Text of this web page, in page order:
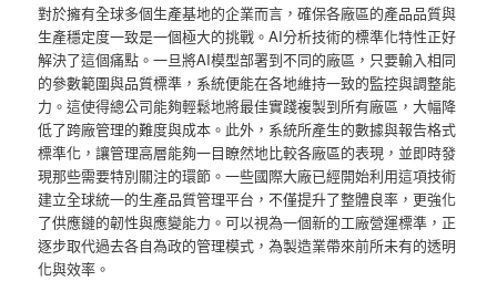
對於擁有全球多個生產基地的企業而言，確保各廠區的產品品質與
生產穩定度一致是一個極大的挑戰。AI分析技術的標準化特性正好
解決了這個痛點。一旦將AI模型部署到不同的廠區，只要輸入相同
的參數範圍與品質標準，系統便能在各地維持一致的監控與調整能
力。這使得總公司能夠輕鬆地將最佳實踐複製到所有廠區，大幅降
低了跨廠管理的難度與成本。此外，系統所產生的數據與報告格式
標準化，讓管理高層能夠一目瞭然地比較各廠區的表現，並即時發
現那些需要特別關注的環節。一些國際大廠已經開始利用這項技術
建立全球統一的生產品質管理平台，不僅提升了整體良率，更強化
了供應鏈的韌性與應變能力。可以視為一個新的工廠營運標準，正
逐步取代過去各自為政的管理模式，為製造業帶來前所未有的透明
化與效率。